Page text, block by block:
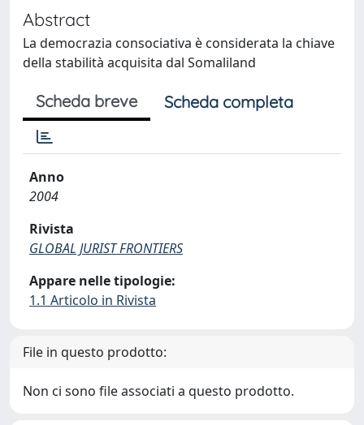
Abstract
La democrazia consociativa è considerata la chiave
della stabilità acquisita dal Somaliland
Scheda breve Scheda completa
Anno
2004
Rivista
GLOBAL JURIST FRONTIERS
Appare nelle tipologie:
1.1 Articolo in Rivista
File in questo prodotto:
Non ci sono file associati a questo prodotto.